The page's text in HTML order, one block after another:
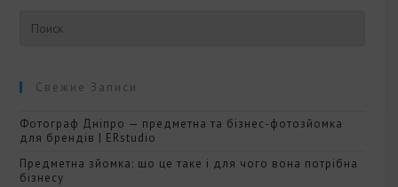
Свежие Записи
Фотограф Дніпро — предметна та бізнес-фотозйомка
для брендів | ERstudio
Предметна зйомка: що це таке і для чого вона потрібна
бізнесу